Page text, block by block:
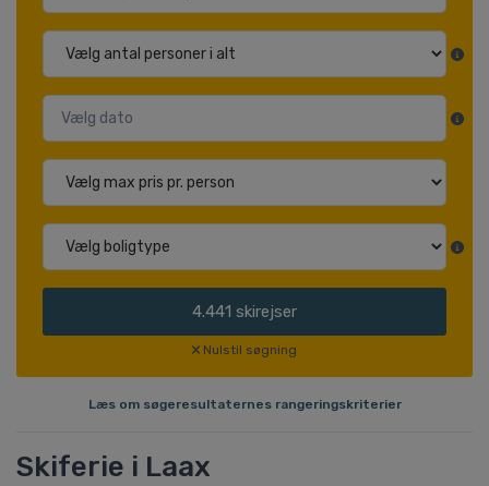
4.441 skirejser
Nulstil søgning
Læs om søgeresultaternes rangeringskriterier
Skiferie i Laax